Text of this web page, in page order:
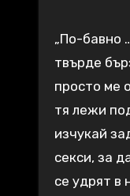
„По-бавно
твърде
просто ме
тя лежи
изчукай
секси, за
се удрят в